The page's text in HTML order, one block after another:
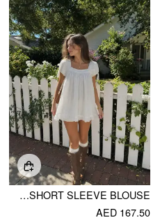
SQUARE NECK SOLID RUFFLE KNOTTED SHORT SLEEVE BLOUSE
AED 167.50